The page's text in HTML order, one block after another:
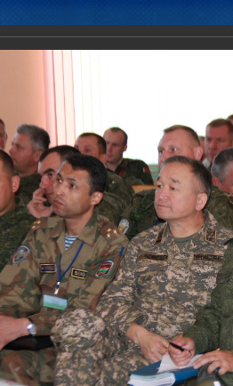
Новости Документы
учение с Коллективными
2016"